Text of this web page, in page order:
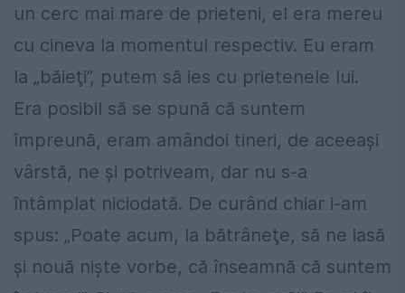
un cerc mai mare de prieteni, el era mereu
cu cineva la momentul respectiv. Eu eram
la „băieţi”, putem să ies cu prietenele lui.
Era posibil să se spună că suntem
împreună, eram amândoi tineri, de aceeaşi
vârstă, ne şi potriveam, dar nu s-a
întâmplat niciodată. De curând chiar i-am
spus: „Poate acum, la bătrâneţe, să ne iasă
şi nouă nişte vorbe, că înseamnă că suntem